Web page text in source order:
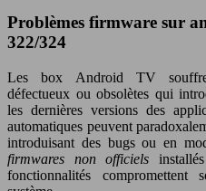
Problèmes firmware sur
322/324
Les box Android TV
défectueux ou obsolètes qui
les dernières versions des
automatiques peuvent
introduisant des bugs ou en
firmwares non officiels
fonctionnalités